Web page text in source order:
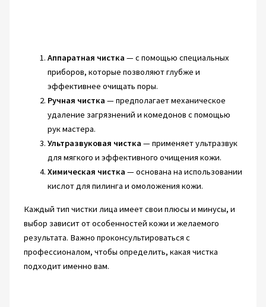
Аппаратная чистка — с помощью специальных
приборов, которые позволяют глубже и
эффективнее очищать поры.
Ручная чистка — предполагает механическое
удаление загрязнений и комедонов с помощью
рук мастера.
Ультразвуковая чистка — применяет ультразвук
для мягкого и эффективного очищения кожи.
Химическая чистка — основана на использовании
кислот для пилинга и омоложения кожи.
Каждый тип чистки лица имеет свои плюсы и минусы, и
выбор зависит от особенностей кожи и желаемого
результата. Важно проконсультироваться с
профессионалом, чтобы определить, какая чистка
подходит именно вам.